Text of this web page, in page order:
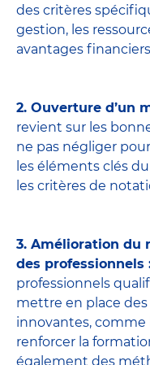
des critères
gestion, les
avantages
2. Ouverture d’un
revient sur les
ne pas négliger
les éléments clés
les critères de
3. Amélioration du
des professionnels
professionnels
mettre en place
innovantes,
renforcer la
également des